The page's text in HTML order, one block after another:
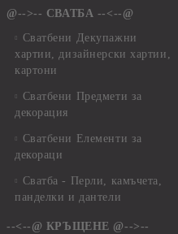
@-->-- СВАТБА --<--@
Сватбени Декупажни
хартии, дизайнерски хартии,
картони
Сватбени Предмети за
декорация
Сватбени Елементи за
декораци
Сватба - Перли, камъчета,
панделки и дантели
--<--@ КРЪЩЕНЕ @-->--